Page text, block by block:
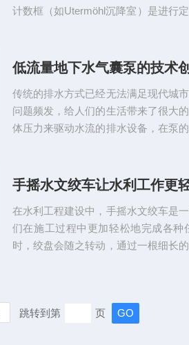
计数框（如Utermöhl沉降室）是进行
误区，并提出针对性的解决方案。一
偏差。此外，部分人员为节...
低流量地下水气囊泵的技术
传统的排水方式已经无法满足现代城
问题频发，给人们的生活带来了很大
体压力来驱动水流的排水设备，在泵
城市排水系统。2.高效率：由于采用
即可工作，既节能又环保。4...
手摇水文绞车让水利工作更
在水利工程建设中，手摇水文绞车是
们在施工过程中更加轻松地完成各
时，绞盘会随之转动，通过一根细长
应用1.水库清淤在水库建设和维护过
跳转到第 页